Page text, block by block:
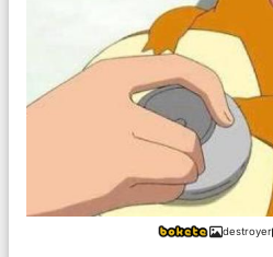
destroyer